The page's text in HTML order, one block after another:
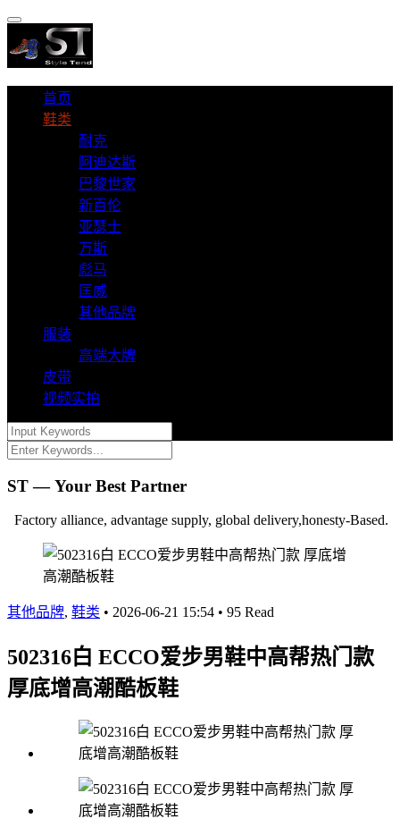
首页
鞋类
耐克
阿迪达斯
巴黎世家
新百伦
亚瑟士
万斯
彪马
匡威
其他品牌
服装
高端大牌
皮带
视频实拍
ST — Your Best Partner
Factory alliance, advantage supply, global delivery,honesty-Based.
其他品牌, 鞋类 • 2026-06-21 15:54 • 95 Read
502316白 ECCO爱步男鞋中高帮热门款
厚底增高潮酷板鞋